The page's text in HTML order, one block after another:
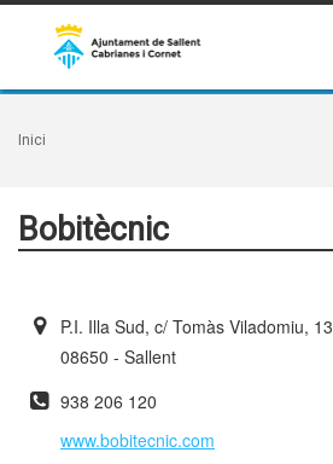
Inici
Bobitècnic
P.I. Illa Sud, c/ Tomàs Viladomiu, 13
08650 - Sallent
938 206 120
www.bobitecnic.com